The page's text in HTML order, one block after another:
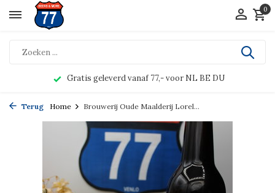
0
Gratis geleverd vanaf 77,- voor NL BE DU
Terug Home Brouwerij Oude Maalderij Lorel...